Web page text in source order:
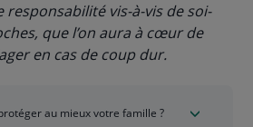
responsabilité vis-à-vis de soi-
que l’on aura à cœur de
en cas de coup dur.
au mieux votre famille ?